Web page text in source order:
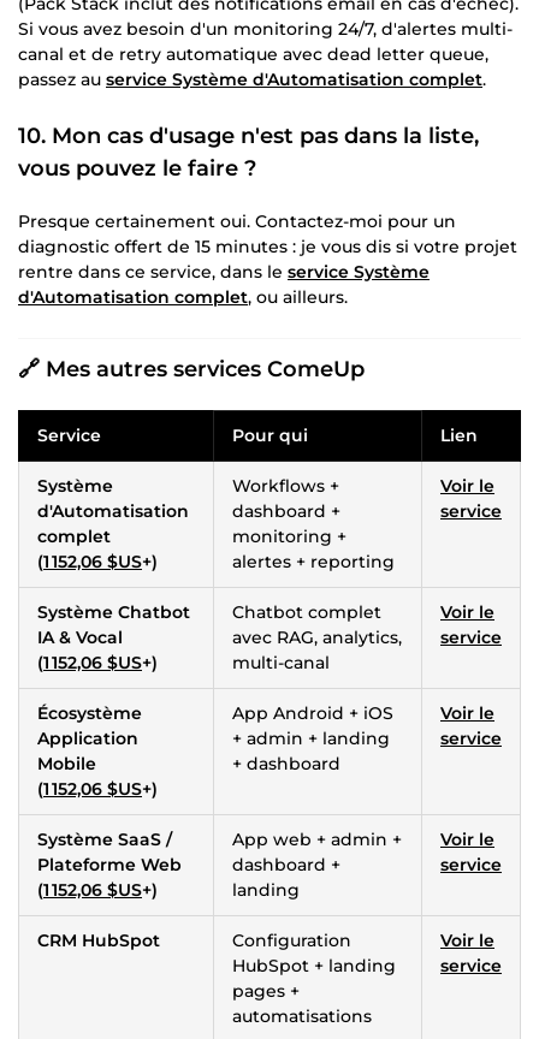
Si vous avez besoin d'un monitoring 24/7, d'alertes multi-
canal et de retry automatique avec dead letter queue,
passez au service Système d'Automatisation complet.
10. Mon cas d'usage n'est pas dans la liste,
vous pouvez le faire ?
Presque certainement oui. Contactez-moi pour un
diagnostic offert de 15 minutes : je vous dis si votre projet
rentre dans ce service, dans le service Système
d'Automatisation complet, ou ailleurs.
🔗 Mes autres services ComeUp
Service Pour qui Lien
Système
d'Automatisation
complet
(1 152,06 $US+)
Workflows +
dashboard +
monitoring +
alertes + reporting
Voir le
service
Système Chatbot
IA & Vocal
(1 152,06 $US+)
Chatbot complet
avec RAG, analytics,
multi-canal
Voir le
service
Écosystème
Application
Mobile
(1 152,06 $US+)
App Android + iOS
+ admin + landing
+ dashboard
Voir le
service
Système SaaS /
Plateforme Web
(1 152,06 $US+)
App web + admin +
dashboard +
landing
Voir le
service
CRM HubSpot
Configuration
HubSpot + landing
pages +
automatisations
Voir le
service